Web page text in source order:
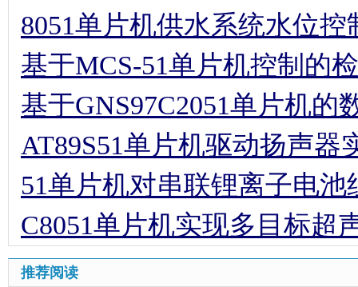
8051单片机供水系统水位
基于MCS-51单片机控制的
基于GNS97C2051单片机的
AT89S51单片机驱动扬声
51单片机对串联锂离子电
C8051单片机实现多目标超
推荐阅读